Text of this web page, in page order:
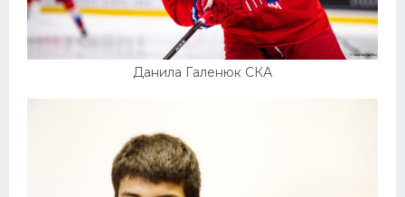
Данила Галенюк СКА
Футбол
Конькобежный спорт